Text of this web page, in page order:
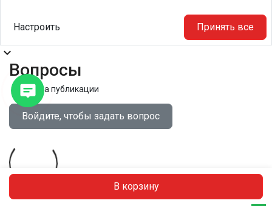
Настроить Принять все
expand_more
Вопросы
Правила публикации
Войдите, чтобы задать вопрос
В корзину